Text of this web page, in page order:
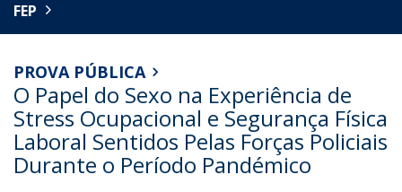
FEP
PROVA PÚBLICA
O Papel do Sexo na Experiência de
Stress Ocupacional e Segurança Física
Laboral Sentidos Pelas Forças Policiais
Durante o Período Pandémico